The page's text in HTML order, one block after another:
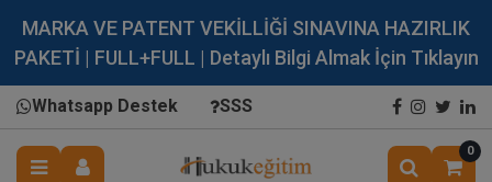
MARKA VE PATENT VEKİLLİĞİ SINAVINA HAZIRLIK
PAKETİ | FULL+FULL | Detaylı Bilgi Almak İçin Tıklayın
Whatsapp Destek SSS
0